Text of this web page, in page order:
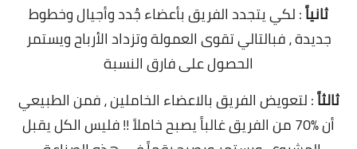
ثانياً: لكي يتجدد الفريق بأعضاء جُدد وأجيال وخطوط
جديدة ، فبالتالي تقوى العمولة وتزداد الأرباح ويستمر
الحصول على فارق النسبة
ثالثاً: لتعويض الفريق بالاعضاء الخاملين ، فمن الطبيعي
أن 70‎%‎ من الفريق غالباً يصبح خاملاً !! فليس الكل يقبل